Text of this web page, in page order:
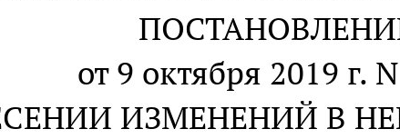
от 9 октября 2019 г.
ИЗМЕНЕНИЙ В